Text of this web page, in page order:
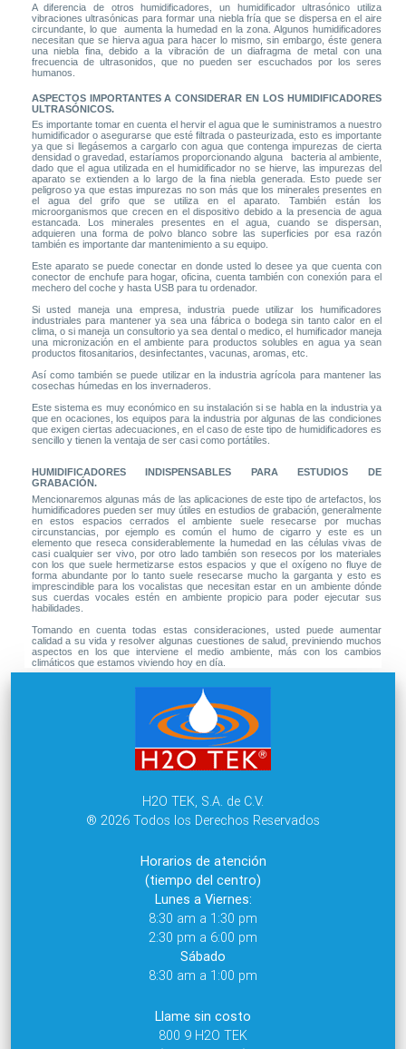
A diferencia de otros humidificadores, un humidificador ultrasónico utiliza
vibraciones ultrasónicas para formar una niebla fría que se dispersa en el aire
circundante, lo que aumenta la humedad en la zona. Algunos humidificadores
necesitan que se hierva agua para hacer lo mismo, sin embargo, éste genera
una niebla fina, debido a la vibración de un diafragma de metal con una
frecuencia de ultrasonidos, que no pueden ser escuchados por los seres
humanos.
ASPECTOS IMPORTANTES A CONSIDERAR EN LOS HUMIDIFICADORES
ULTRASÓNICOS.
Es importante tomar en cuenta el hervir el agua que le suministramos a nuestro
humidificador o asegurarse que esté filtrada o pasteurizada, esto es importante
ya que si llegásemos a cargarlo con agua que contenga impurezas de cierta
densidad o gravedad, estaríamos proporcionando alguna bacteria al ambiente,
dado que el agua utilizada en el humidificador no se hierve, las impurezas del
aparato se extienden a lo largo de la fina niebla generada. Esto puede ser
peligroso ya que estas impurezas no son más que los minerales presentes en
el agua del grifo que se utiliza en el aparato. También están los
microorganismos que crecen en el dispositivo debido a la presencia de agua
estancada. Los minerales presentes en el agua, cuando se dispersan,
adquieren una forma de polvo blanco sobre las superficies por esa razón
también es importante dar mantenimiento a su equipo.
Este aparato se puede conectar en donde usted lo desee ya que cuenta con
conector de enchufe para hogar, oficina, cuenta también con conexión para el
mechero del coche y hasta USB para tu ordenador.
Si usted maneja una empresa, industria puede utilizar los humificadores
industriales para mantener ya sea una fábrica o bodega sin tanto calor en el
clima, o si maneja un consultorio ya sea dental o medico, el humificador maneja
una micronización en el ambiente para productos solubles en agua ya sean
productos fitosanitarios, desinfectantes, vacunas, aromas, etc.
Así como también se puede utilizar en la industria agrícola para mantener las
cosechas húmedas en los invernaderos.
Este sistema es muy económico en su instalación si se habla en la industria ya
que en ocaciones, los equipos para la industria por algunas de las condiciones
que exigen ciertas adecuaciones, en el caso de este tipo de humidificadores es
sencillo y tienen la ventaja de ser casi como portátiles.
HUMIDIFICADORES INDISPENSABLES PARA ESTUDIOS DE
GRABACIÓN.
Mencionaremos algunas más de las aplicaciones de este tipo de artefactos, los
humidificadores pueden ser muy útiles en estudios de grabación, generalmente
en estos espacios cerrados el ambiente suele resecarse por muchas
circunstancias, por ejemplo es común el humo de cigarro y este es un
elemento que reseca considerablemente la humedad en las células vivas de
casi cualquier ser vivo, por otro lado también son resecos por los materiales
con los que suele hermetizarse estos espacios y que el oxígeno no fluye de
forma abundante por lo tanto suele resecarse mucho la garganta y esto es
imprescindible para los vocalistas que necesitan estar en un ambiente dónde
sus cuerdas vocales estén en ambiente propicio para poder ejecutar sus
habilidades.
Tomando en cuenta todas estas consideraciones, usted puede aumentar
calidad a su vida y resolver algunas cuestiones de salud, previniendo muchos
aspectos en los que interviene el medio ambiente, más con los cambios
climáticos que estamos viviendo hoy en día.
H2O TEK, S.A. de C.V.
® 2026 Todos los Derechos Reservados
Horarios de atención
(tiempo del centro)
Lunes a Viernes:
8:30 am a 1:30 pm
2:30 pm a 6:00 pm
Sábado
8:30 am a 1:00 pm
Llame sin costo
800 9 H2O TEK